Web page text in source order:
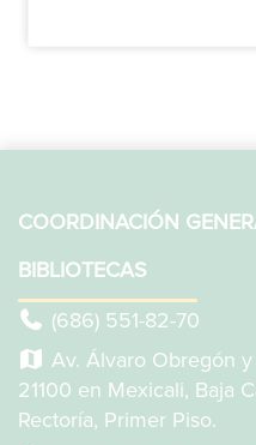
COORDINACIÓN
BIBLIOTECAS
(686) 551-82-70
Av. Álvaro Obregón
21100 en Mexicali, Baja
Rectoría, Primer Piso.